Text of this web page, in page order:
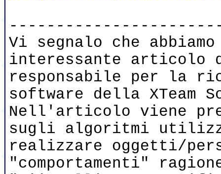
Vi segnalo che
interessante articolo
responsabile per la
software della XTeam
Nell'articolo viene
sugli algoritmi
realizzare oggetti/
"comportamenti"